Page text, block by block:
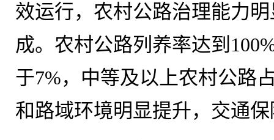
效运行，农村公路治理能力
成。农村公路列养率达到
于7%，中等及以上农村公路
和路域环境明显提升，交通